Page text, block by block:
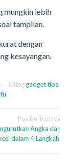
mungkin lebih
tampilan.
dengan
kesayangan.
Ditag gadget tips,
Pos berikutnya
Angka dan
dalam 4 Langkah